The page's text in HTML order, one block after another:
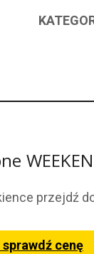
przejdź
sprawdź cenę